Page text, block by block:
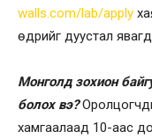
walls.com/lab/apply
өдрийг дуустал
Монголд зохион
болох вэ?
хамгаалаад 10-аас